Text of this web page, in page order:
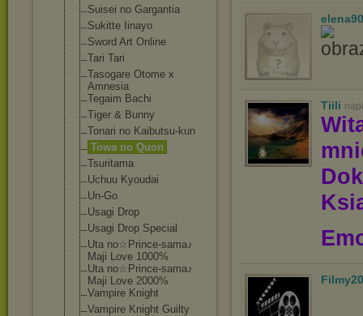
Suisei no Gargantia
Sukitte Iinayo
Sword Art Online
Tari Tari
Tasogare Otome x
Amnesia
Tegaim Bachi
Tiger & Bunny
Tonari no Kaibutsu-kun
Towa no Quon
Tsuritama
Uchuu Kyoudai
Un-Go
Usagi Drop
Usagi Drop Special
Uta no☆Prince-sama♪
Maji Love 1000%
Uta no☆Prince-sama♪
Maji Love 2000%
Vampire Knight
Vampire Knight Guilty
elena90
Tiili